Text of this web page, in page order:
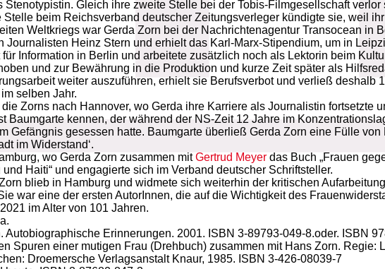
Stenotypistin. Gleich ihre zweite Stelle bei der Tobis-Filmgesellschaft
Stelle beim Reichsverband deutscher Zeitungsverleger kündigte sie, weil
Weltkriegs war Gerda Zorn bei der Nachrichtenagentur Transocean in
Journalisten Heinz Stern und erhielt das Karl-Marx-Stipendium, um in
Information in Berlin und arbeitete zusätzlich noch als Lektorin beim
und zur Bewährung in die Produktion und kurze Zeit später als
weiter auszuführen, erhielt sie Berufsverbot und verließ deshalb
selben Jahr.
Zorns nach Hannover, wo Gerda ihre Karriere als Journalistin fortsetzte
Baumgarte kennen, der während der NS-Zeit 12 Jahre im
Gefängnis gesessen hatte. Baumgarte überließ Gerda Zorn eine Fülle
im Widerstand‘.
wo Gerda Zorn zusammen mitGertrud Meyer das Buch „Frauen
Haiti“ und engagierte sich im Verband deutscher Schriftsteller.
blieb in Hamburg und widmete sich weiterhin der kritischen
war eine der ersten AutorInnen, die auf die Wichtigkeit des
im Alter von 101 Jahren.
Autobiographische Erinnerungen. 2001. ISBN 3-89793-049-8.oder. ISBN
Spuren einer mutigen Frau (Drehbuch) zusammen mit Hans Zorn. Regie:
Droemersche Verlagsanstalt Knaur, 1985. ISBN 3-426-08039-7